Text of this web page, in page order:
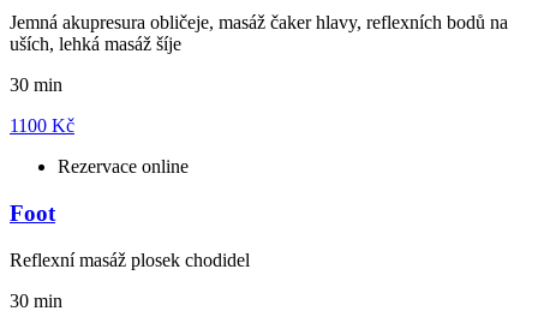
Jemná akupresura obličeje, masáž čaker hlavy, reflexních bodů na
uších, lehká masáž šíje
30 min
1100 Kč
Rezervace online
Foot
Reflexní masáž plosek chodidel
30 min